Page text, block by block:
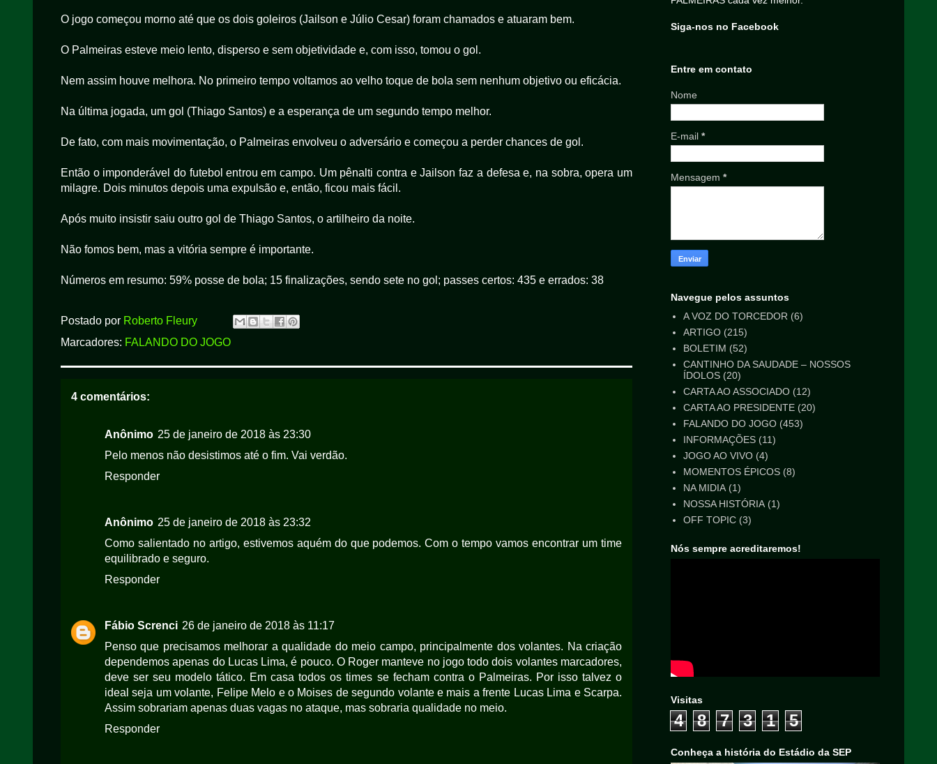
O jogo começou morno até que os dois goleiros (Jailson e Júlio Cesar) foram chamados e atuaram bem.
O Palmeiras esteve meio lento, disperso e sem objetividade e, com isso, tomou o gol.
Nem assim houve melhora. No primeiro tempo voltamos ao velho toque de bola sem nenhum objetivo ou eficácia.
Na última jogada, um gol (Thiago Santos) e a esperança de um segundo tempo melhor.
De fato, com mais movimentação, o Palmeiras envolveu o adversário e começou a perder chances de gol.
Então o imponderável do futebol entrou em campo. Um pênalti contra e Jailson faz a defesa e, na sobra, opera um
milagre. Dois minutos depois uma expulsão e, então, ficou mais fácil.
Após muito insistir saiu outro gol de Thiago Santos, o artilheiro da noite.
Não fomos bem, mas a vitória sempre é importante.
Números em resumo: 59% posse de bola; 15 finalizações, sendo sete no gol; passes certos: 435 e errados: 38
Postado por Roberto Fleury
Marcadores: FALANDO DO JOGO
4 comentários:
Anônimo 25 de janeiro de 2018 às 23:30
Pelo menos não desistimos até o fim. Vai verdão.
Responder
Anônimo 25 de janeiro de 2018 às 23:32
Como salientado no artigo, estivemos aquém do que podemos. Com o tempo vamos encontrar um time
equilibrado e seguro.
Responder
Fábio Screnci 26 de janeiro de 2018 às 11:17
Penso que precisamos melhorar a qualidade do meio campo, principalmente dos volantes. Na criação
dependemos apenas do Lucas Lima, é pouco. O Roger manteve no jogo todo dois volantes marcadores,
deve ser seu modelo tático. Em casa todos os times se fecham contra o Palmeiras. Por isso talvez o
ideal seja um volante, Felipe Melo e o Moises de segundo volante e mais a frente Lucas Lima e Scarpa.
Assim sobrariam apenas duas vagas no ataque, mas sobraria qualidade no meio.
Responder
Siga-nos no Facebook
Entre em contato
Nome
E-mail *
Mensagem *
Navegue pelos assuntos
A VOZ DO TORCEDOR (6)
ARTIGO (215)
BOLETIM (52)
CANTINHO DA SAUDADE – NOSSOS
ÍDOLOS (20)
CARTA AO ASSOCIADO (12)
CARTA AO PRESIDENTE (20)
FALANDO DO JOGO (453)
INFORMAÇÕES (11)
JOGO AO VIVO (4)
MOMENTOS ÉPICOS (8)
NA MIDIA (1)
NOSSA HISTÓRIA (1)
OFF TOPIC (3)
Nós sempre acreditaremos!
Visitas
4 8 7 3 1 5
Conheça a história do Estádio da SEP